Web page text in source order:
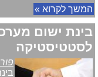
המשך לקרוא »
בינת ישום
לסטטיסטיקה
פורסם